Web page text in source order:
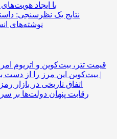
با ایجاد
نتایج یک نظرسنجی:
نوشته‌های
| بیت‌کوین این مرز را از دست
اتفاق تاریخی در بازار